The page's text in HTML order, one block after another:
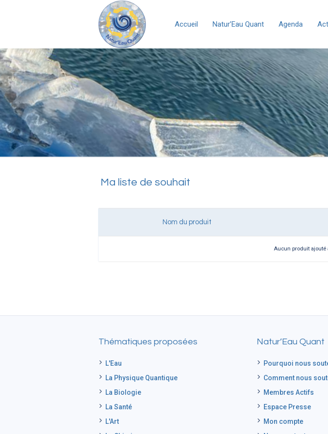
Accueil Natur’Eau Quant Agenda
Ma liste de souhait
Nom du produit
Aucun produit ajouté
Thématiques proposées
L'Eau
La Physique Quantique
La Biologie
La Santé
L'Art
Natur’Eau Quant
Pourquoi nous
Comment nous
Membres Actifs
Espace Presse
Mon compte